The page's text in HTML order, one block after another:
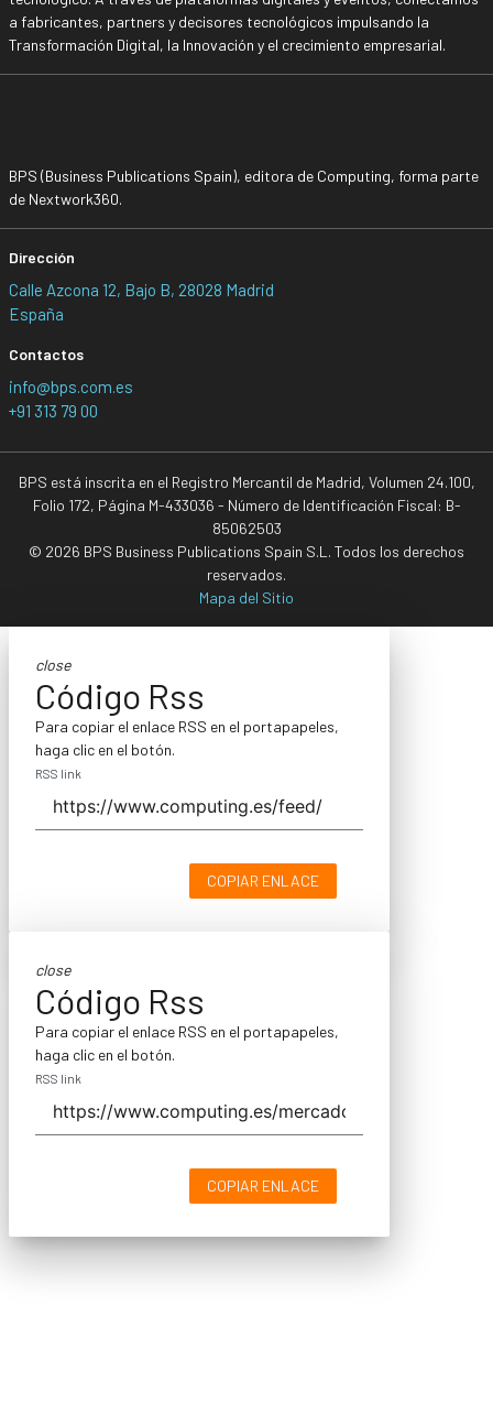
a fabricantes, partners y decisores tecnológicos impulsando la
Transformación Digital, la Innovación y el crecimiento empresarial.
BPS (Business Publications Spain), editora de Computing, forma parte
de Nextwork360.
Dirección
Calle Azcona 12, Bajo B, 28028 Madrid
España
Contactos
info@bps.com.es
+91 313 79 00
BPS está inscrita en el Registro Mercantil de Madrid, Volumen 24.100,
Folio 172, Página M-433036 - Número de Identificación Fiscal: B-
85062503
© 2026 BPS Business Publications Spain S.L. Todos los derechos
reservados.
Mapa del Sitio
close
Código Rss
Para copiar el enlace RSS en el portapapeles,
haga clic en el botón.
RSS link
COPIAR ENLACE
close
Código Rss
Para copiar el enlace RSS en el portapapeles,
haga clic en el botón.
RSS link
COPIAR ENLACE